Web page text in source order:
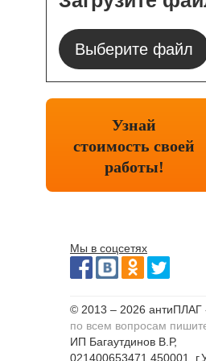
Выберите файл
Узнай
стоимость своей
работы!
Мы в соцсетях
© 2013 – 2026 антиПЛАГ
по всем вопросам
ИП Багаутдинов В.Р,
021400653471 450001,